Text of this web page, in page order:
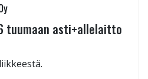
tuumaan asti+allelaitto